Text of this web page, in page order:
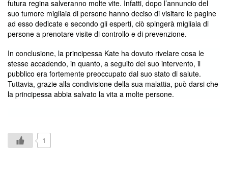
futura regina salveranno molte vite. Infatti, dopo l’annuncio del
suo tumore migliaia di persone hanno deciso di visitare le pagine
ad esso dedicate e secondo gli esperti, ciò spingerà migliaia di
persone a prenotare visite di controllo e di prevenzione.
In conclusione, la principessa Kate ha dovuto rivelare cosa le
stesse accadendo, in quanto, a seguito del suo intervento, il
pubblico era fortemente preoccupato dal suo stato di salute.
Tuttavia, grazie alla condivisione della sua malattia, può darsi che
la principessa abbia salvato la vita a molte persone.
1